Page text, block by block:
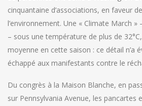
cinquantaine d’associations, en faveur
l’environnement. Une « Climate March
– sous une température de plus de
moyenne en cette saison : ce détail n’a
échappé aux manifestants contre le
Du congrès à la Maison Blanche, en
sur Pennsylvania Avenue, les pancartes